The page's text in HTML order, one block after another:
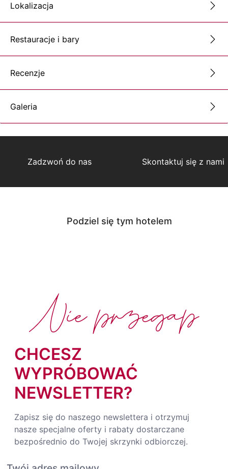
Lokalizacja
Restauracje i bary
Recenzje
Galeria
Zadzwoń do nas Skontaktuj się z nami
Podziel się tym hotelem
CHCESZ
WYPRÓBOWAĆ
NEWSLETTER?
Zapisz się do naszego newslettera i otrzymuj
nasze specjalne oferty i rabaty dostarczane
bezpośrednio do Twojej skrzynki odbiorczej.
Nie przegap